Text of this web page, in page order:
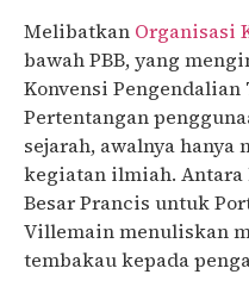
Melibatkan Organisasi
bawah PBB, yang
Konvensi Pengendalian
Pertentangan
sejarah, awalnya
kegiatan ilmiah.
Besar Prancis untuk
Villemain menuliskan
tembakau kepada